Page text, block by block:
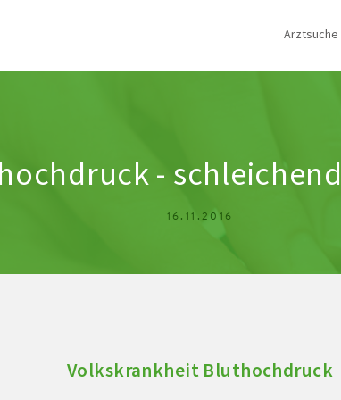
Arztsuche
-
16.11.2016
Volkskrankheit Bluthochdruck